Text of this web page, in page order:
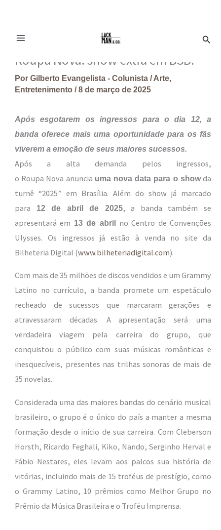
conteúdoRoupa Nova: show extra em BSB!
Por Gilberto Evangelista - Colunista /Arte,
Entretenimento /8 de março de 2025
Após esgotarem os ingressos para o dia 12, a
banda oferece mais uma oportunidade para os fãs
viverem a emoção de seus maiores sucessos.
Após a alta demanda pelos ingressos,
o Roupa Nova anuncia uma nova data para o showda
turnê “2025” em Brasília. Além do show já marcado
para
12 de abril de 2025, a banda também se
apresentará em 13 de abril no Centro de Convenções
Ulysses. Os ingressos já estão à venda no site da
Bilheteria Digital (www.bilheteriadigital.com).
Com mais de 35 milhões de discos vendidos e um Grammy
Latino no currículo, a banda promete um espetáculo
recheado de sucessos que marcaram gerações e
atravessaram décadas. A apresentação será uma
verdadeira viagem pela carreira do grupo, que
conquistou o público com suas músicas românticas e
inesquecíveis, presentes nas trilhas sonoras de mais de
35 novelas.
Considerada uma das maiores bandas do cenário musical
brasileiro, o grupo é o único do país a manter a mesma
formação desde o início de sua carreira. Com Cleberson
Horsth, Ricardo Feghali, Kiko, Nando, Serginho Herval e
Fábio Nestares, eles levam aos palcos sua história de
vitórias, incluindo mais de 15 troféus de prestígio, como
o Grammy Latino, 10 prêmios como Melhor Grupo no
Prêmio da Música Brasileira e o Troféu Imprensa.